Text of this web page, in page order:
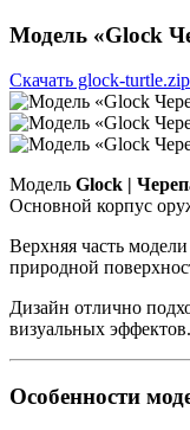
Модель «Glock
Скачать glock-turtle.zip
Модель Glock |
Основной корпус
Верхняя часть
природной
Дизайн отлично
визуальных
Особенности